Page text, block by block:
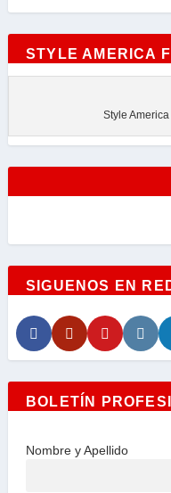
STYLE AMERICA
Style
SIGUENOS EN
BOLETÍN
Nombre y Apellido